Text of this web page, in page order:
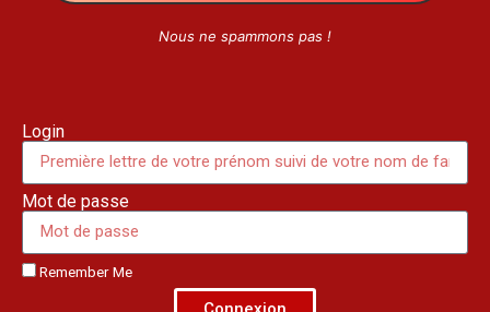
Nous ne spammons pas !
Login
Mot de passe
Remember Me